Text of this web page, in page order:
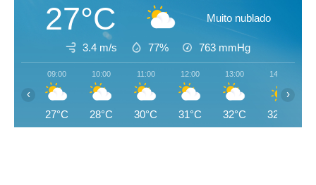
27°C Muito nublado
3.4 m/s 77% 763 mmHg
09:00
27°C
10:00
28°C
11:00
30°C
12:00
31°C
13:00
32°C
14:00
32°C
‹ ›